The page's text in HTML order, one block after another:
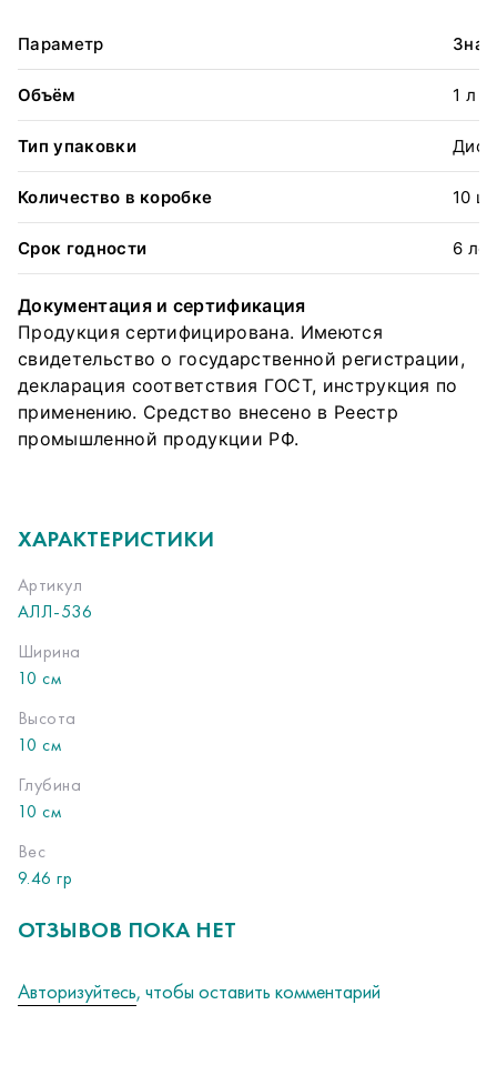
Параметр
Объём 1 л
Тип упаковки
Количество в коробке 10
Срок годности 6 лет
Документация и сертификация
Продукция сертифицирована. Имеются
свидетельство о государственной регистрации,
декларация соответствия ГОСТ, инструкция по
применению. Средство внесено в Реестр
промышленной продукции РФ.
ХАРАКТЕРИСТИКИ
Артикул
АЛЛ-536
Ширина
10 см
Высота
10 см
Глубина
10 см
Вес
9.46 гр
ОТЗЫВОВ ПОКА НЕТ
Авторизуйтесь, чтобы оставить комментарий